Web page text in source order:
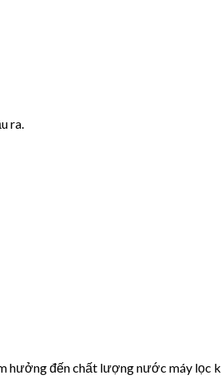
ra.
hưởng đến chất lượng nước máy lọc